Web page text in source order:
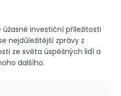
investiční příležitosti
nejdůležitější zprávy z
ze světa úspěšných lidí a
dalšího.